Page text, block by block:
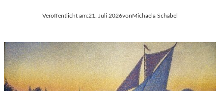
Veröffentlicht am:21. Juli 2026von Michaela Schabel